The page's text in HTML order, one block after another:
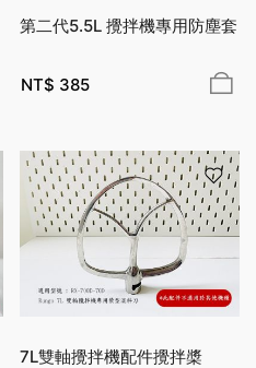
第二代5.5L 攪拌機專用防塵套
NT$ 385
7L雙軸攪拌機配件攪拌槳